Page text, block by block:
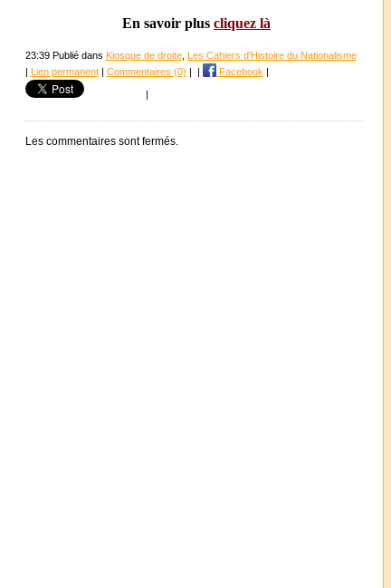
En savoir plus cliquez là
23:39 Publié dans Kiosque de droite, Les Cahiers d'Histoire du Nationalisme
| Lien permanent| Commentaires (0) | | Facebook |
|
Les commentaires sont fermés.